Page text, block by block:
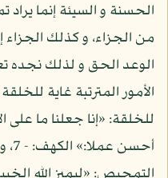
الحسنة و السيئة إنما يراد
من الجزاء، و كذلك الجزاء
الوعد الحق و لذلك نجده
الأمور المترتبة غاية
للخلقة: «إنا جعلنا ما على